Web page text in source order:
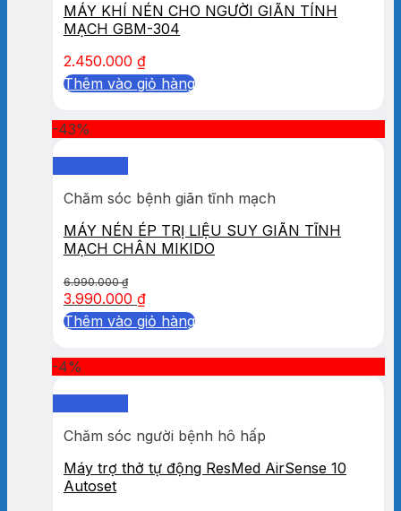
MÁY KHÍ NÉN CHO NGƯỜI GIÃN TÍNH
MẠCH GBM-304
2.450.000 ₫
Thêm vào giỏ hàng
-43%
Chăm sóc bệnh giãn tĩnh mạch
MÁY NÉN ÉP TRỊ LIỆU SUY GIÃN TĨNH
MẠCH CHÂN MIKIDO
6.990.000₫
3.990.000 ₫
Thêm vào giỏ hàng
-4%
Chăm sóc người bệnh hô hấp
Máy trợ thở tự động ResMed AirSense 10
Autoset